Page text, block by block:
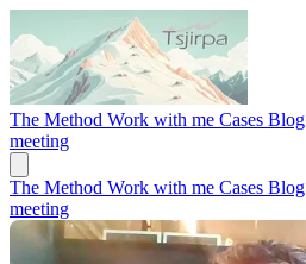
The Method Work with me Cases Blog
meeting
The Method Work with me Cases Blog
meeting